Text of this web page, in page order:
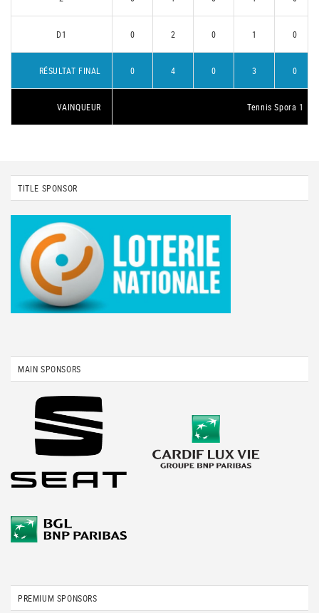
D1 0 2 0 1 0
RÉSULTAT FINAL 0 4 0 3 0
VAINQUEUR Tennis Spora 1
TITLE SPONSOR
MAIN SPONSORS
PREMIUM SPONSORS